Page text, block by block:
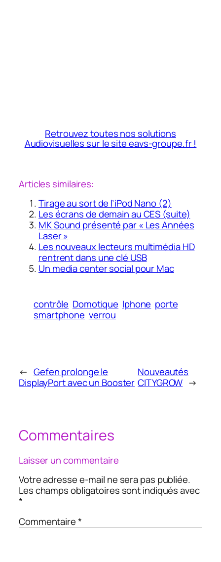
Retrouvez toutes nos solutions
Audiovisuelles sur le site eavs-groupe.fr !
Articles similaires:
Tirage au sort de l’iPod Nano (2)
Les écrans de demain au CES (suite)
MK Sound présenté par « Les Années
Laser »
Les nouveaux lecteurs multimédia HD
rentrent dans une clé USB
Un media center social pour Mac
contrôle Domotique Iphone porte
smartphone verrou
← Gefen prolonge le
DisplayPort avec un Booster
Nouveautés
CITYGROW →
Commentaires
Laisser un commentaire
Votre adresse e-mail ne sera pas publiée.
Les champs obligatoires sont indiqués avec
*
Commentaire*